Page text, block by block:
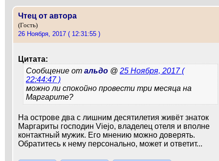
Чтец от автора
(Гость)
26 Ноября, 2017 ( 12:31:55 )
Цитата:
Сообщение от альдо @ 25 Ноября, 2017 (
22:44:47 )
можно ли спокойно провести три месяца на
Маргарите?
На острове два с лишним десятилетия живёт знаток
Маргариты господин Viejo, владелец отеля и вполне
контактный мужик. Его мнению можно доверять.
Обратитесь к нему персонально, может и ответит...